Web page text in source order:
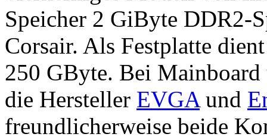
Speicher 2 GiByte DDR2-
Corsair. Als Festplatte
250 GByte. Bei
die Hersteller EVGAund
freundlicherweise beide